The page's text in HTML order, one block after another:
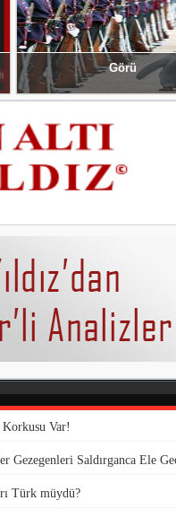
Görü
Var!
Gezegenleri Saldırganca Ele
Türk müydü?